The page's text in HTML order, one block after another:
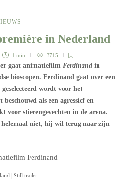
in Nederland
1 min 3715
gaat animatiefilm Ferdinand in
bioscopen. Ferdinand gaat over een
geselecteerd wordt voor het
als een agressief en
voor stierengevechten in de arena.
niet, hij wil terug naar zijn
| Still trailer